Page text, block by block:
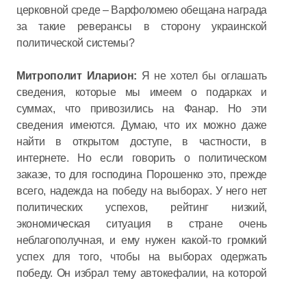
церковной среде – Варфоломею обещана награда
за такие реверансы в сторону украинской
политической системы?
Митрополит Иларион: Я не хотел бы оглашать
сведения, которые мы имеем о подарках и
суммах, что привозились на Фанар. Но эти
сведения имеются. Думаю, что их можно даже
найти в открытом доступе, в частности, в
интернете. Но если говорить о политическом
заказе, то для господина Порошенко это, прежде
всего, надежда на победу на выборах. У него нет
политических успехов, рейтинг низкий,
экономическая ситуация в стране очень
неблагополучная, и ему нужен какой-то громкий
успех для того, чтобы на выборах одержать
победу. Он избрал тему автокефалии, на которой